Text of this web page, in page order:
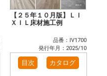
【２５年１０月版】ＬＩ
ＸＩＬ床材施工例
品番：IV1700
発行年月：2025/10
目次 カタログ